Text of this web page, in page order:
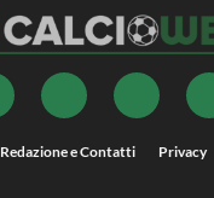
Redazione e Contatti Privacy